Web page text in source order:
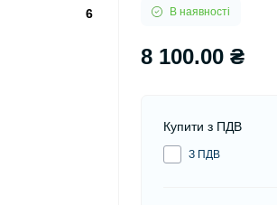
6 В наявності
8 100.00 ₴
Купити з ПДВ
З ПДВ